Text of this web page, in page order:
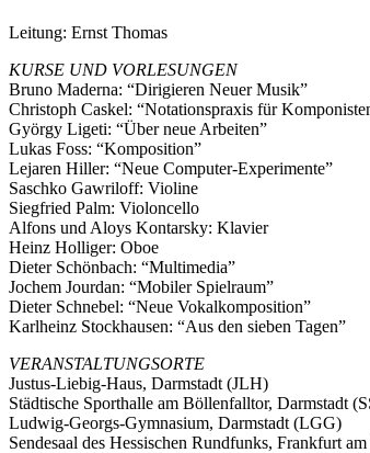
Leitung: Ernst Thomas
KURSE UND VORLESUNGEN
Bruno Maderna: “Dirigieren Neuer Musik”
Christoph Caskel: “Notationspraxis für
György Ligeti: “Über neue Arbeiten”
Lukas Foss: “Komposition”
Lejaren Hiller: “Neue Computer-Experimente”
Saschko Gawriloff: Violine
Siegfried Palm: Violoncello
Alfons und Aloys Kontarsky: Klavier
Heinz Holliger: Oboe
Dieter Schönbach: “Multimedia”
Jochem Jourdan: “Mobiler Spielraum”
Dieter Schnebel: “Neue Vokalkomposition”
Karlheinz Stockhausen: “Aus den sieben Tagen”
VERANSTALTUNGSORTE
Justus-Liebig-Haus, Darmstadt (JLH)
Städtische Sporthalle am Böllenfalltor, Darmstadt
Ludwig-Georgs-Gymnasium, Darmstadt (LGG)
Sendesaal des Hessischen Rundfunks, Frankfurt